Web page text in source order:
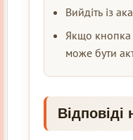
Вийдіть із
Якщо кнопка
може бути
Відповіді